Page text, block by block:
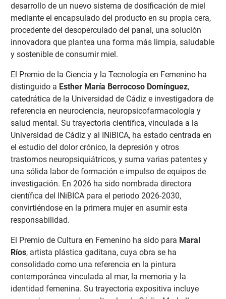
desarrollo de un nuevo sistema de dosificación de miel
mediante el encapsulado del producto en su propia cera,
procedente del desoperculado del panal, una solución
innovadora que plantea una forma más limpia, saludable
y sostenible de consumir miel.
El Premio de la Ciencia y la Tecnología en Femenino ha
distinguido a Esther María Berrocoso Domínguez,
catedrática de la Universidad de Cádiz e investigadora de
referencia en neurociencia, neuropsicofarmacología y
salud mental. Su trayectoria científica, vinculada a la
Universidad de Cádiz y al INiBICA, ha estado centrada en
el estudio del dolor crónico, la depresión y otros
trastornos neuropsiquiátricos, y suma varias patentes y
una sólida labor de formación e impulso de equipos de
investigación. En 2026 ha sido nombrada directora
científica del INiBICA para el periodo 2026-2030,
convirtiéndose en la primera mujer en asumir esta
responsabilidad.
El Premio de Cultura en Femenino ha sido para Maral
Ríos, artista plástica gaditana, cuya obra se ha
consolidado como una referencia en la pintura
contemporánea vinculada al mar, la memoria y la
identidad femenina. Su trayectoria expositiva incluye